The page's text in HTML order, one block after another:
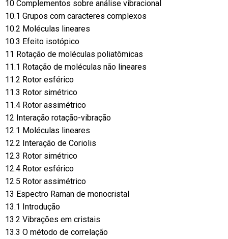
10 Complementos sobre análise vibracional
10.1 Grupos com caracteres complexos
10.2 Moléculas lineares
10.3 Efeito isotópico
11 Rotação de moléculas poliatômicas
11.1 Rotação de moléculas não lineares
11.2 Rotor esférico
11.3 Rotor simétrico
11.4 Rotor assimétrico
12 Interação rotação-vibração
12.1 Moléculas lineares
12.2 Interação de Coriolis
12.3 Rotor simétrico
12.4 Rotor esférico
12.5 Rotor assimétrico
13 Espectro Raman de monocristal
13.1 Introdução
13.2 Vibrações em cristais
13.3 O método de correlação